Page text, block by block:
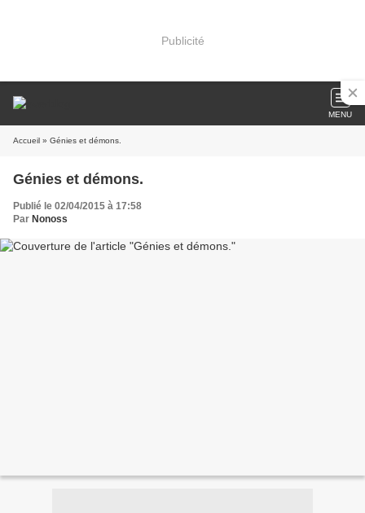
Publicité
MENU
Accueil » Génies et démons.
Génies et démons.
Publié le 02/04/2015 à 17:58
Par Nonoss